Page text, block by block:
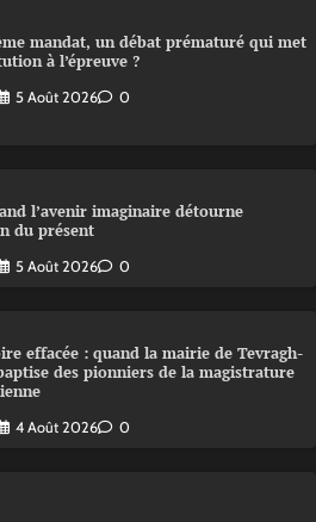
mandat, un débat prématuré qui met
à l’épreuve ?
5 Août 2026 0
l’avenir imaginaire détourne
du présent
5 Août 2026 0
effacée : quand la mairie de Tevragh-
des pionniers de la magistrature
4 Août 2026 0